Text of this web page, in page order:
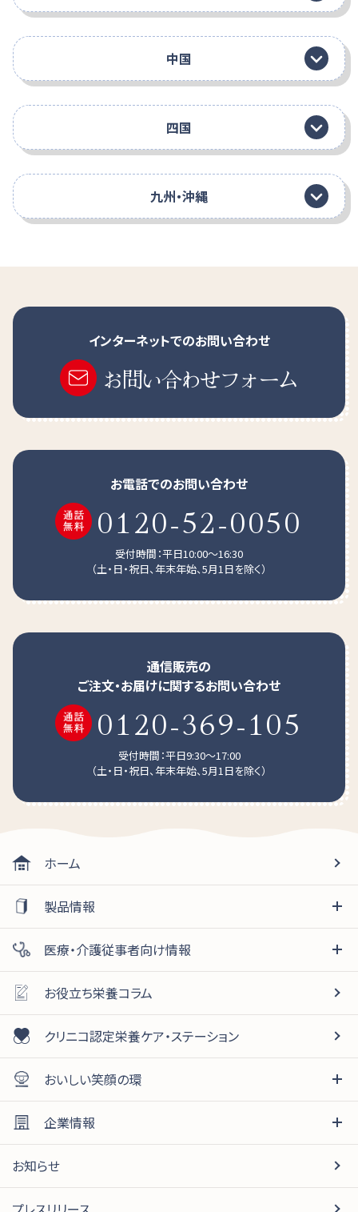
中国
四国
九州・沖縄
インターネットでのお問い合わせ
お問い合わせフォーム
お電話でのお問い合わせ
0120-52-0050
受付時間：平日10:00～16:30
（土・日・祝日、年末年始、5月1日を除く）
通信販売の
ご注文・お届けに関するお問い合わせ
0120-369-105
受付時間：平日9:30～17:00
（土・日・祝日、年末年始、5月1日を除く）
ホーム
製品情報
医療・介護従事者向け情報
お役立ち栄養コラム
クリニコ認定栄養ケア・ステーション
おいしい笑顔の環
企業情報
お知らせ